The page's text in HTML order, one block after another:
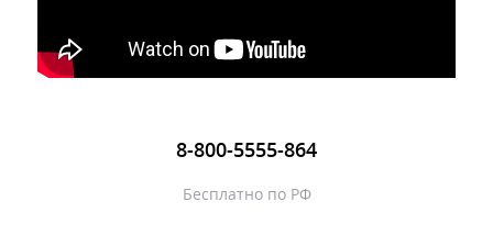
8-800-5555-864
Бесплатно по РФ